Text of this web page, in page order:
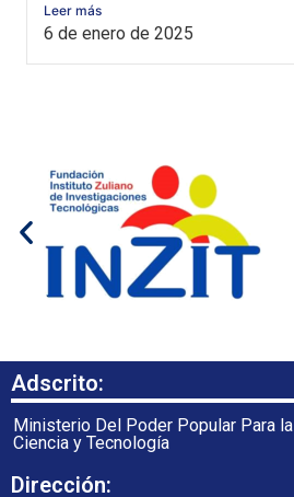
Leer más
6 de enero de 2025
Adscrito:
Ministerio Del Poder Popular Para la
Ciencia y Tecnología
Dirección: